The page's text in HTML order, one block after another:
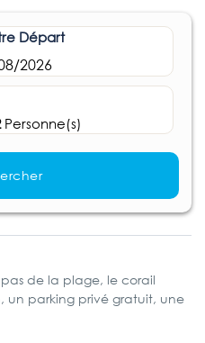
Départ
2026
Personne(s)
de la plage, le corail
un parking privé gratuit, une